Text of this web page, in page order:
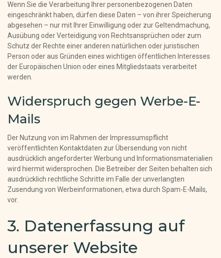
Wenn Sie die Verarbeitung Ihrer personenbezogenen Daten
eingeschränkt haben, dürfen diese Daten – von ihrer Speicherung
abgesehen – nur mit Ihrer Einwilligung oder zur Geltendmachung,
Ausübung oder Verteidigung von Rechtsansprüchen oder zum
Schutz der Rechte einer anderen natürlichen oder juristischen
Person oder aus Gründen eines wichtigen öffentlichen Interesses
der Europäischen Union oder eines Mitgliedstaats verarbeitet
werden.
Widerspruch gegen Werbe-E-
Mails
Der Nutzung von im Rahmen der Impressumspflicht
veröffentlichten Kontaktdaten zur Übersendung von nicht
ausdrücklich angeforderter Werbung und Informationsmaterialien
wird hiermit widersprochen. Die Betreiber der Seiten behalten sich
ausdrücklich rechtliche Schritte im Falle der unverlangten
Zusendung von Werbeinformationen, etwa durch Spam-E-Mails,
vor.
3. Datenerfassung auf
unserer Website